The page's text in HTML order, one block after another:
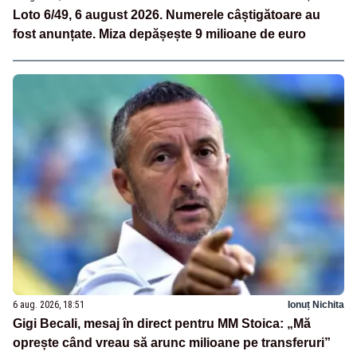
Loto 6/49, 6 august 2026. Numerele câștigătoare au
fost anunțate. Miza depășește 9 milioane de euro
6 aug. 2026, 18:51 Ionuț Nichita
Gigi Becali, mesaj în direct pentru MM Stoica: „Mă
oprește când vreau să arunc milioane pe transferuri”